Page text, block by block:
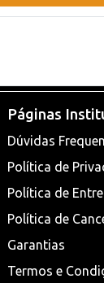
Páginas
Dúvidas
Política de
Política de
Política de
Garantias
Termos e